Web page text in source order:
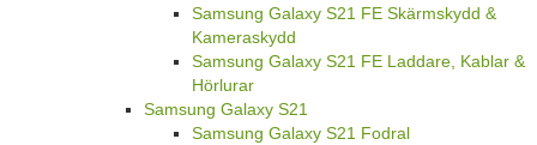
Samsung Galaxy S21 FE Skärmskydd &
Kameraskydd
Samsung Galaxy S21 FE Laddare, Kablar &
Hörlurar
Samsung Galaxy S21
Samsung Galaxy S21 Fodral